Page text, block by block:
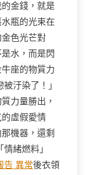
的金錢，就是
瓶的光束在
色光芒對
水，而是閃
座的物質力
被汙染了！」
力量勝出，
虛假愛情
機器，還剩
情緒燃料」
告 異常後衣領